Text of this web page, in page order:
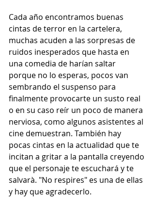
Cada año encontramos buenas
cintas de terror en la cartelera,
muchas acuden a las sorpresas de
ruidos inesperados que hasta en
una comedia de harían saltar
porque no lo esperas, pocos van
sembrando el suspenso para
finalmente provocarte un susto real
o en su caso reír un poco de manera
nerviosa, como algunos asistentes al
cine demuestran. También hay
pocas cintas en la actualidad que te
incitan a gritar a la pantalla creyendo
que el personaje te escuchará y te
salvarà. "No respires" es una de ellas
y hay que agradecerlo.